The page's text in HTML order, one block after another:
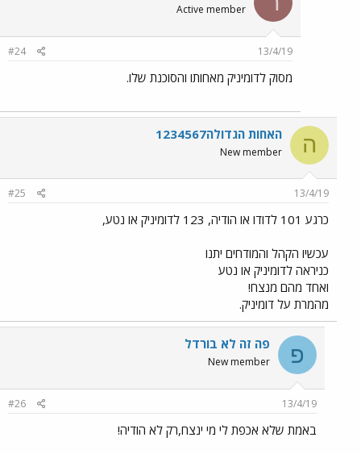
Active member
13/4/19
#24
מסוק לדומיניק מאחותו והסוכנת שלו.
ה האחות הגדולה1234567
New member
13/4/19
#25
כרגע 101 לדודו או הודיה, 123 לדומיניק או נטע,
עכשיו הקהל והמודחים יתנו
כניראה לדומיניק או נטע
ואחד מהם מנצח!
מהמרת על דומיניק.
פ פה זה לא בורדל
New member
13/4/19
#26
באמת שלא אכפת לי מי ינצח,רק לא הודיה!